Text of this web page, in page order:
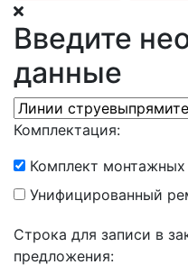
Введите
данные
Комплектация:
Комплект монтажных
Унифицированный
Строка для записи в
предложения: